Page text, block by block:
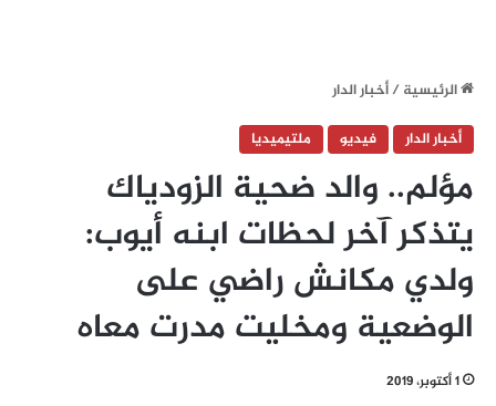
الرئيسية/أخبار الدار
أخبار الدار
فيديو ملتيميديا
مؤلم.. والد ضحية الزودياك
يتذكر آخر لحظات ابنه أيوب:
ولدي مكانش راضي على
الوضعية ومخليت مدرت معاه
1 أكتوبر، 2019